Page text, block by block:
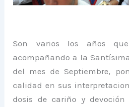
Son varios los años
acompañando a la
del mes de Septiembre,
calidad en sus
dosis de cariño y